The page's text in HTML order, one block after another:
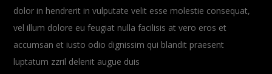
dolor in hendrerit in vulputate velit esse molestie consequat,
vel illum dolore eu feugiat nulla facilisis at vero eros et
accumsan et iusto odio dignissim qui blandit praesent
luptatum zzril delenit augue duis